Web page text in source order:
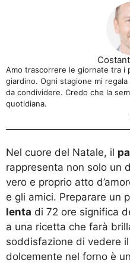
Amo trascorrere le giornate tra i
giardino. Ogni stagione mi
da condividere. Credo che la
quotidiana.
Nel cuore del Natale, il
rappresenta non solo un
vero e proprio atto
e gli amici. Preparare un
lenta di 72 ore significa
a una ricetta che farà
soddisfazione di vedere
dolcemente nel forno è